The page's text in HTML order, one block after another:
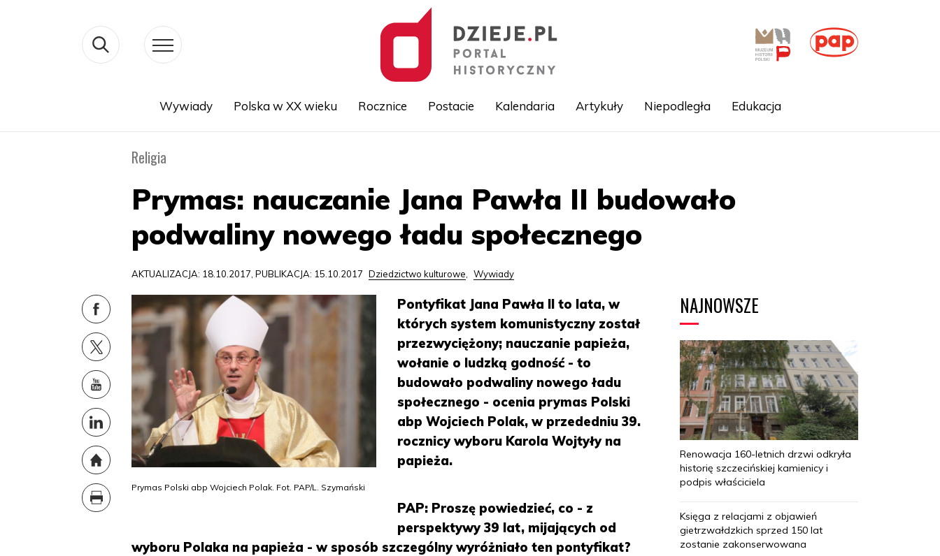
Wywiady Polska w XX wieku Rocznice Postacie Kalendaria Artykuły Niepodległa Edukacja
Religia
Prymas: nauczanie Jana Pawła II budowało
podwaliny nowego ładu społecznego
AKTUALIZACJA: 18.10.2017, PUBLIKACJA: 15.10.2017 Dziedzictwo kulturowe, Wywiady
Prymas Polski abp Wojciech Polak. Fot. PAP/L. Szymański
Pontyfikat Jana Pawła II to lata, w
których system komunistyczny został
przezwyciężony; nauczanie papieża,
wołanie o ludzką godność - to
budowało podwaliny nowego ładu
społecznego - ocenia prymas Polski
abp Wojciech Polak, w przededniu 39.
rocznicy wyboru Karola Wojtyły na
papieża.
PAP: Proszę powiedzieć, co - z
perspektywy 39 lat, mijających od
wyboru Polaka na papieża - w sposób szczególny wyróżniało ten pontyfikat?
NAJNOWSZE
Renowacja 160-letnich drzwi odkryła
historię szczecińskiej kamienicy i
podpis właściciela
Księga z relacjami z objawień
gietrzwałdzkich sprzed 150 lat
zostanie zakonserwowana